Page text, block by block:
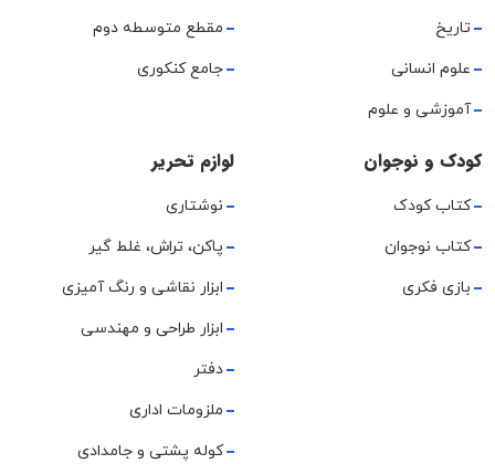
تاریخ
علوم انسانی
آموزشی و علوم
مقطع متوسطه دوم
جامع کنکوری
کودک و نوجوان
کتاب کودک
کتاب نوجوان
بازی فکری
لوازم تحریر
نوشتاری
پاکن، تراش، غلط گیر
ابزار نقاشی و رنگ آمیزی
ابزار طراحی و مهندسی
دفتر
ملزومات اداری
کوله پشتی و جامدادی